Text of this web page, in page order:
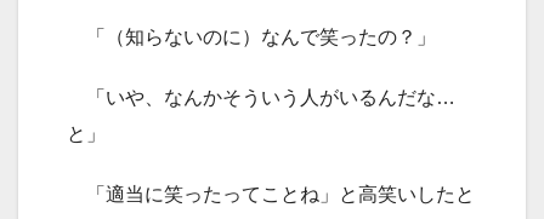
「（知らないのに）なんで笑ったの？」
「いや、なんかそういう人がいるんだな…
と」
「適当に笑ったってことね」と高笑いしたと